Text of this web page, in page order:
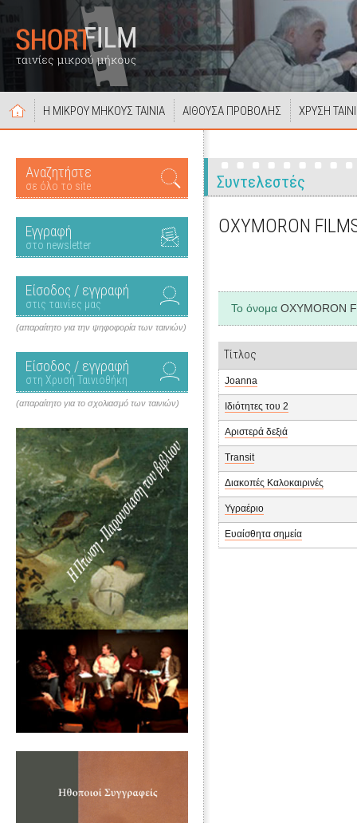
Η ΜΙΚΡΟΥ ΜΗΚΟΥΣ ΤΑΙΝΙΑ ΑΙΘΟΥΣΑ ΠΡΟΒΟΛΗΣ ΧΡΥΣΗ
Αναζητήστε
σε όλο το site
Εγγραφή
στο newsletter
Είσοδος / εγγραφή
στις ταινίες μας
(απαραίτητο για την ψηφοφορία των ταινιών)
Είσοδος / εγγραφή
στη Χρυσή Ταινιοθήκη
(απαραίτητο για το σχολιασμό των ταινιών)
Συντελεστές
OXYMORON
Το όνομα OXYMORON
Τίτλος
Joanna
Ιδιότητες του 2
Αριστερά δεξιά
Transit
Διακοπές Καλοκαιρινές
Υγραέριο
Ευαίσθητα σημεία